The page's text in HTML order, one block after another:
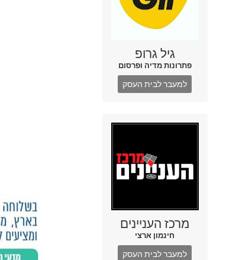
גיל גרופ
פתרונות מדיה ופרסום
למעבר לבית העסק
מרכז העניינים
חינמון ארצי
למעבר לבית העסק